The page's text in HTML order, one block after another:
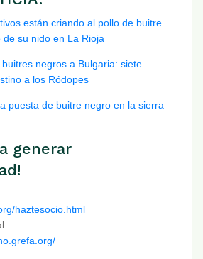
están criando al pollo de buitre
su nido en La Rioja
negros a Bulgaria: siete
a los Ródopes
puesta de buitre negro en la sierra
generar
haztesocio.html